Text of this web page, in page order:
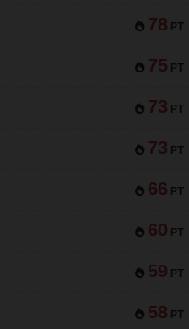
78 PT
75 PT
73 PT
73 PT
66 PT
60 PT
59 PT
58 PT